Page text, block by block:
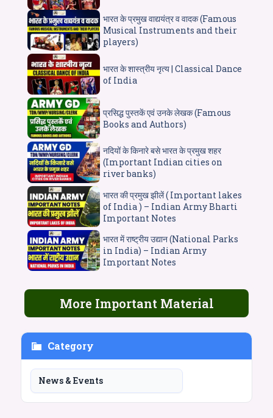
भारत के प्रमुख वाद्ययंत्र व वादक (Famous
Musical Instruments and their
players)
भारत के शास्त्रीय नृत्य | Classical Dance
of India
प्रसिद्ध पुस्तकें एवं उनके लेखक (Famous
Books and Authors)
नदियों के किनारे बसे भारत के प्रमुख शहर
(Important Indian cities on
river banks)
भारत की प्रमुख झीलें ( Important lakes
of India ) – Indian Army Bharti
Important Notes
भारत में राष्ट्रीय उद्यान (National Parks
in India) – Indian Army
Important Notes
More Important Material
Category
News & Events